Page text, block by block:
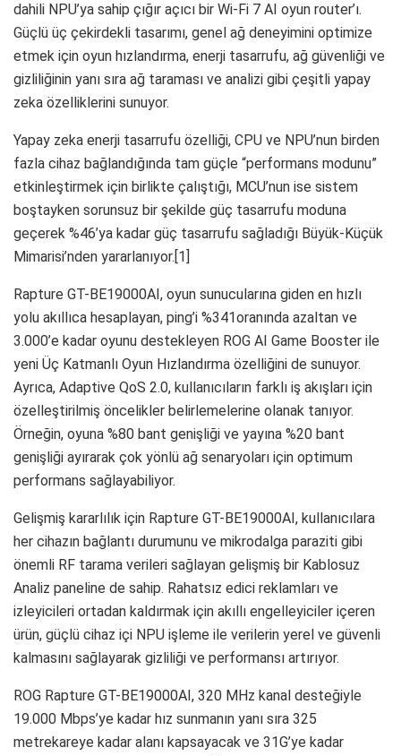
dahili NPU’ya sahip çığır açıcı bir Wi-Fi 7 AI oyun router’ı.
Güçlü üç çekirdekli tasarımı, genel ağ deneyimini optimize
etmek için oyun hızlandırma, enerji tasarrufu, ağ güvenliği ve
gizliliğinin yanı sıra ağ taraması ve analizi gibi çeşitli yapay
zeka özelliklerini sunuyor.
Yapay zeka enerji tasarrufu özelliği, CPU ve NPU’nun birden
fazla cihaz bağlandığında tam güçle “performans modunu”
etkinleştirmek için birlikte çalıştığı, MCU’nun ise sistem
boştayken sorunsuz bir şekilde güç tasarrufu moduna
geçerek %46’ya kadar güç tasarrufu sağladığı Büyük-Küçük
Mimarisi’nden yararlanıyor.[1]
Rapture GT-BE19000AI, oyun sunucularına giden en hızlı
yolu akıllıca hesaplayan, ping’i %341oranında azaltan ve
3.000’e kadar oyunu destekleyen ROG AI Game Booster ile
yeni Üç Katmanlı Oyun Hızlandırma özelliğini de sunuyor.
Ayrıca, Adaptive QoS 2.0, kullanıcıların farklı iş akışları için
özelleştirilmiş öncelikler belirlemelerine olanak tanıyor.
Örneğin, oyuna %80 bant genişliği ve yayına %20 bant
genişliği ayırarak çok yönlü ağ senaryoları için optimum
performans sağlayabiliyor.
Gelişmiş kararlılık için Rapture GT-BE19000AI, kullanıcılara
her cihazın bağlantı durumunu ve mikrodalga paraziti gibi
önemli RF tarama verileri sağlayan gelişmiş bir Kablosuz
Analiz paneline de sahip. Rahatsız edici reklamları ve
izleyicileri ortadan kaldırmak için akıllı engelleyiciler içeren
ürün, güçlü cihaz içi NPU işleme ile verilerin yerel ve güvenli
kalmasını sağlayarak gizliliği ve performansı artırıyor.
ROG Rapture GT-BE19000AI, 320 MHz kanal desteğiyle
19.000 Mbps’ye kadar hız sunmanın yanı sıra 325
metrekareye kadar alanı kapsayacak ve 31G’ye kadar